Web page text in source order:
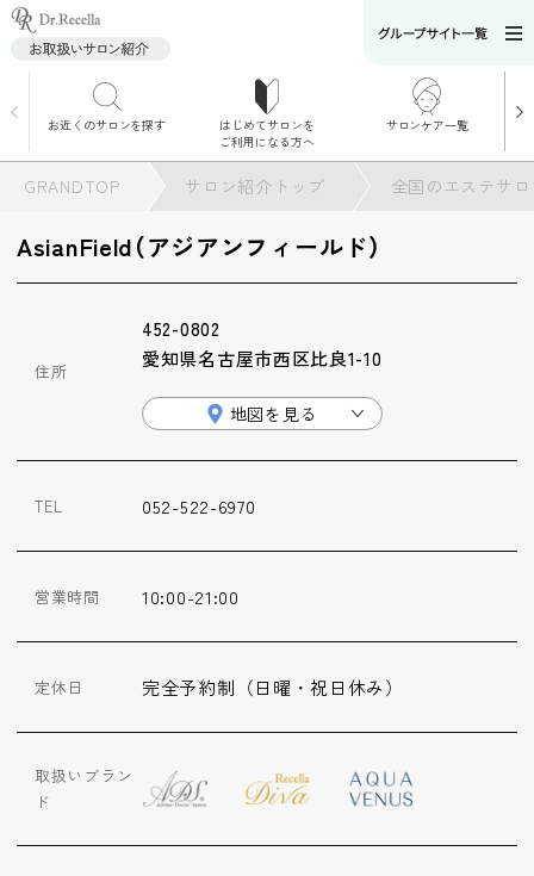
お近くのサロンを探す
はじめてサロンを
ご利用になる方へ
サロンケア一覧
ュー
施術別で探す
お悩み別で探す
角質ケア｜ポレーシ
水素トリートメント
GRANDTOP サロン紹介トップ 全国のエステサ
AsianField（アジアンフィールド）
住所
452-0802
愛知県名古屋市西区比良1-10
地図を見る
TEL 052-522-6970
営業時間 10:00-21:00
定休日 完全予約制（日曜・祝日休み）
取扱いブラン
ド